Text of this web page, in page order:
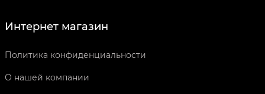
Интернет магазин
Политика конфиденциальности
О нашей компании